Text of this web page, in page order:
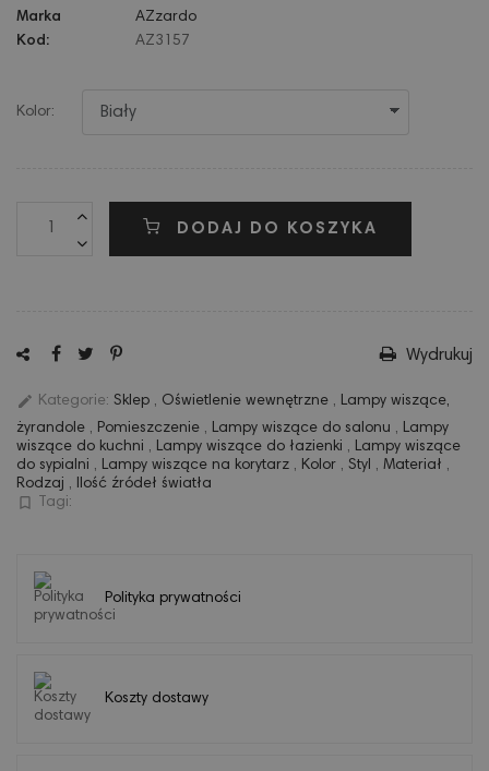
Marka
AZzardo
Kod:
AZ3157
Kolor:
DODAJ DO KOSZYKA
Wydrukuj
edit Kategorie: Sklep , Oświetlenie wewnętrzne , Lampy wiszące,
żyrandole , Pomieszczenie , Lampy wiszące do salonu , Lampy
wiszące do kuchni , Lampy wiszące do łazienki , Lampy wiszące
do sypialni , Lampy wiszące na korytarz , Kolor , Styl , Materiał ,
Rodzaj , Ilość źródeł światła
bookmark_border Tagi:
Polityka prywatności
Koszty dostawy